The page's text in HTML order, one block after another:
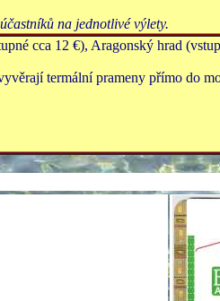
na jednotlivé výlety.
cca 12 €), Aragonský hrad
termální prameny přímo do